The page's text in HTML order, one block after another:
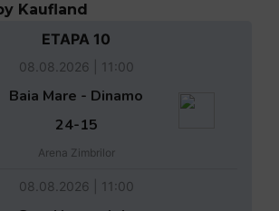
Kaufland
ETAPA 10
08.08.2026 | 11:00
Baia Mare - Dinamo
24-15
Arena Zimbrilor
08.08.2026 | 11:00